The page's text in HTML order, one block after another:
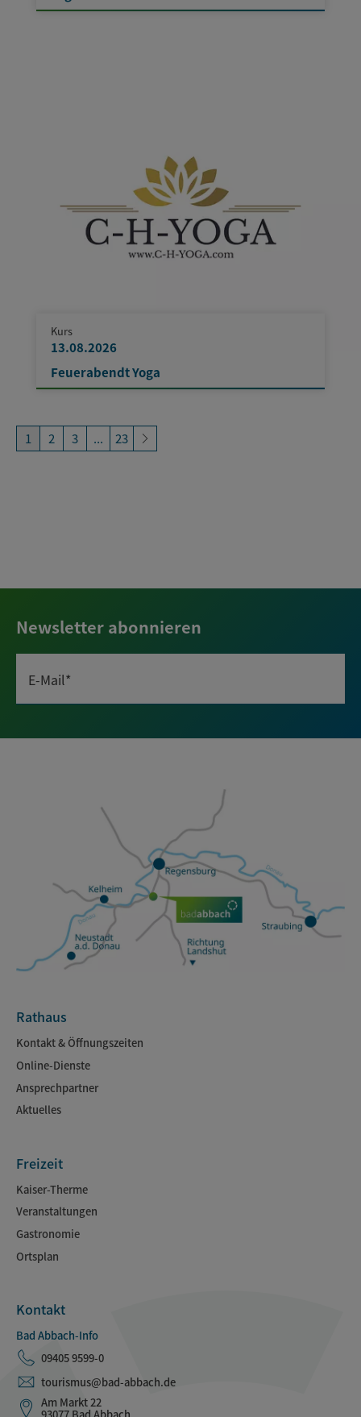
Kurs
13.08.2026
Feuerabendt Yoga
1 2 3 ... 23
Newsletter abonnieren
E-Mail*
Rathaus
Kontakt & Öffnungszeiten
Online-Dienste
Ansprechpartner
Aktuelles
Freizeit
Kaiser-Therme
Veranstaltungen
Gastronomie
Ortsplan
Kontakt
Bad Abbach-Info
09405 9599-0
tourismus@bad-abbach.de
Am Markt 22